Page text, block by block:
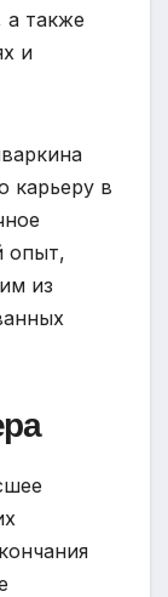
а также
и
карьеру в
опыт,
из